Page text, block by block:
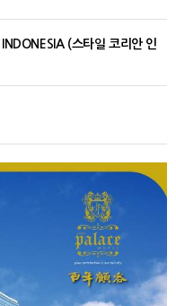
(스타일 코리안 인